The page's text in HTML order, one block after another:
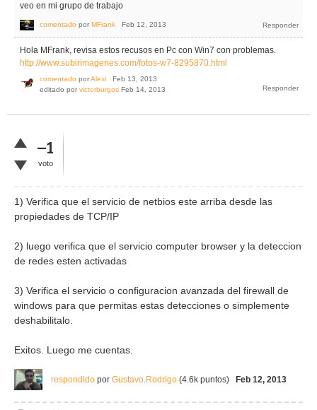
veo en mi grupo de trabajo
comentado por MFrank Feb 12, 2013
Hola MFrank, revisa estos recusos en Pc con Win7 con problemas.
http://www.subirimagenes.com/fotos-w7-8295870.html
comentado porAlexi
Feb 13, 2013
editado por victorburgos Feb 14, 2013
–1
voto
1) Verifica que el servicio de netbios este arriba desde las
propiedades de TCP/IP
2) luego verifica que el servicio computer browser y la deteccion
de redes esten activadas
3) Verifica el servicio o configuracion avanzada del firewall de
windows para que permitas estas detecciones o simplemente
deshabilitalo.
Exitos. Luego me cuentas.
respondido por Gustavo.Rodrigo (4.6k puntos) Feb 12, 2013